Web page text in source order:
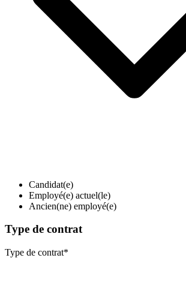
Candidat(e)
Employé(e) actuel(le)
Ancien(ne) employé(e)
Type de contrat
Type de contrat*